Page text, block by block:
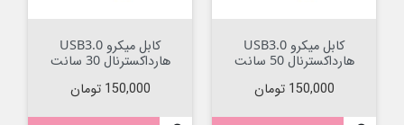
کابل میکرو USB3.0
هارداکسترنال 50 سانت
قیمت
150,000 تومان
کابل میکرو USB3.0
هارداکسترنال 30 سانت
قیمت
150,000 تومان